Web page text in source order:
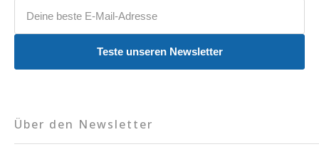
Teste unseren Newsletter
Über den Newsletter